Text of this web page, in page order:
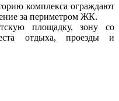
комплекса ограждают
за периметром ЖК.
площадку, зону со
отдыха, проезды и